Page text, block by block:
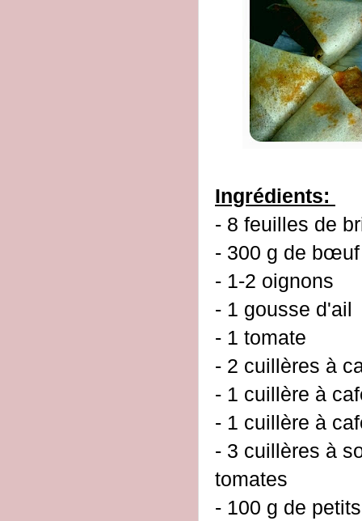
Ingrédients:
- 8 feuilles de
- 300 g de
- 1-2 oignons
- 1 gousse d'ail
- 1 tomate
- 2 cuillères à
- 1 cuillère à
- 1 cuillère à
- 3 cuillères à
tomates
- 100 g de